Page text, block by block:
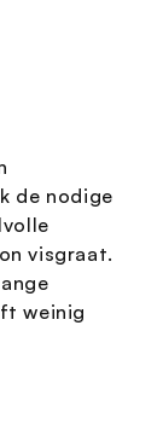
de nodige
visgraat.
weinig